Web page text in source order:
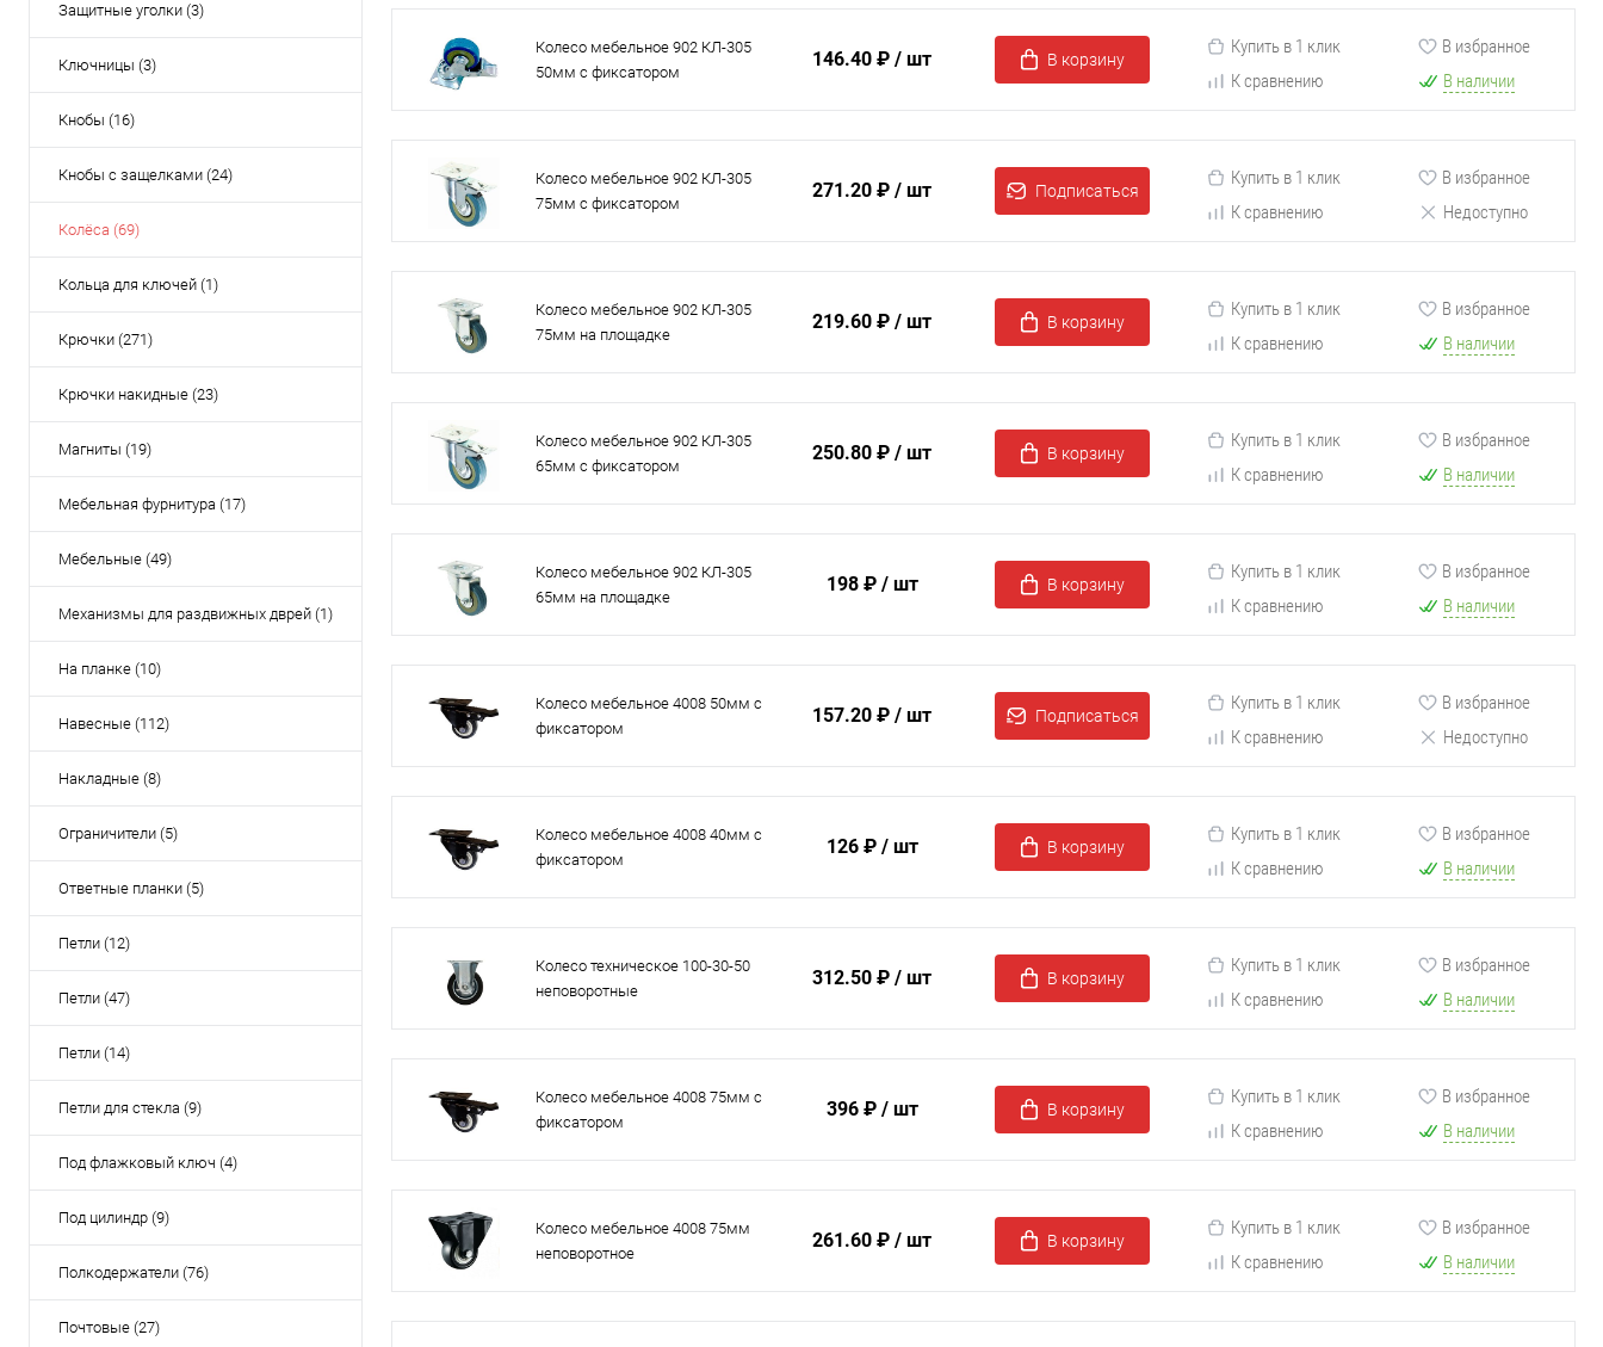
Защитные уголки (3)
Ключницы (3)
Кнобы (16)
Кнобы с защелками (24)
Колёса (69)
Кольца для ключей (1)
Крючки (271)
Крючки накидные (23)
Магниты (19)
Мебельная фурнитура (17)
Мебельные (49)
Механизмы для раздвижных дврей (1)
На планке (10)
Навесные (112)
Накладные (8)
Ограничители (5)
Ответные планки (5)
Петли (12)
Петли (47)
Петли (14)
Петли для стекла (9)
Под флажковый ключ (4)
Под цилиндр (9)
Полкодержатели (76)
Почтовые (27)
Колесо мебельное 902 КЛ-305
50мм с фиксатором
146.40 ₽ / шт В корзину
Купить в 1 клик
К сравнению
В избранное
В наличии
Колесо мебельное 902 КЛ-305
75мм с фиксатором
271.20 ₽ / шт Подписаться
Купить в 1 клик
К сравнению
В избранное
Недоступно
Колесо мебельное 902 КЛ-305
75мм на площадке
219.60 ₽ / шт В корзину
Купить в 1 клик
К сравнению
В избранное
В наличии
Колесо мебельное 902 КЛ-305
65мм с фиксатором
250.80 ₽ / шт В корзину
Купить в 1 клик
К сравнению
В избранное
В наличии
Колесо мебельное 902 КЛ-305
65мм на площадке
198 ₽ / шт В корзину
Купить в 1 клик
К сравнению
В избранное
В наличии
Колесо мебельное 4008 50мм с
фиксатором
157.20 ₽ / шт Подписаться
Купить в 1 клик
К сравнению
В избранное
Недоступно
Колесо мебельное 4008 40мм с
фиксатором
126 ₽ / шт В корзину
Купить в 1 клик
К сравнению
В избранное
В наличии
Колесо техническое 100-30-50
неповоротные
312.50 ₽ / шт В корзину
Купить в 1 клик
К сравнению
В избранное
В наличии
Колесо мебельное 4008 75мм с
фиксатором
396 ₽ / шт В корзину
Купить в 1 клик
К сравнению
В избранное
В наличии
Колесо мебельное 4008 75мм
неповоротное
261.60 ₽ / шт В корзину
Купить в 1 клик
К сравнению
В избранное
В наличии